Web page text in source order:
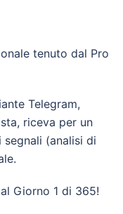
tenuto dal Pro
Telegram,
riceva per un
(analisi di
Giorno 1 di 365!